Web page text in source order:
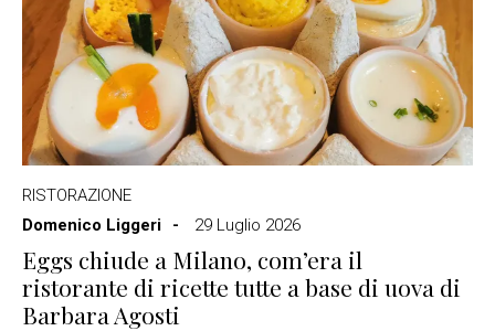
RISTORAZIONE
Domenico Liggeri
29 Luglio 2026
Eggs chiude a Milano, com’era il
ristorante di ricette tutte a base di uova di
Barbara Agosti